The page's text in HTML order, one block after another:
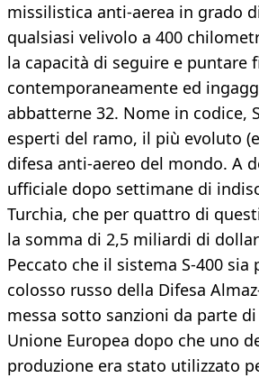
missilistica anti-aerea in grado
qualsiasi velivolo a 400
la capacità di seguire e puntare
contemporaneamente ed
abbatterne 32. Nome in codice,
esperti del ramo, il più evoluto
difesa anti-aereo del mondo. A
ufficiale dopo settimane di
Turchia, che per quattro di
la somma di 2,5 miliardi di
Peccato che il sistema S-400
colosso russo della Difesa
messa sotto sanzioni da parte
Unione Europea dopo che uno
produzione era stato utilizzato